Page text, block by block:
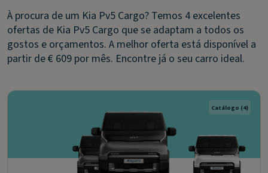
À procura de um Kia Pv5 Cargo? Temos 4 excelentes
ofertas de Kia Pv5 Cargo que se adaptam a todos os
gostos e orçamentos. A melhor oferta está disponível a
partir de € 609 por mês. Encontre já o seu carro ideal.
Catálogo (4)